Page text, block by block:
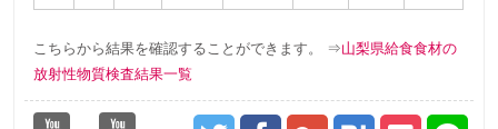
こちらから結果を確認することができます。 ⇒山梨県給食食材の
放射性物質検査結果一覧